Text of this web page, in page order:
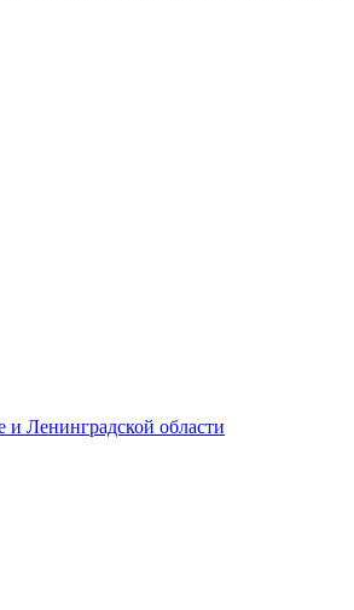
Ленинградской области